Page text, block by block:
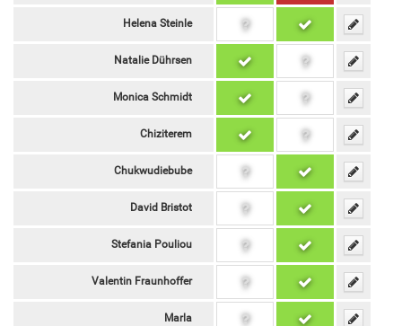
Helena Steinle
Natalie Dührsen
Monica Schmidt
Chiziterem
Chukwudiebube
David Bristot
Stefania Pouliou
Valentin Fraunhoffer
Marla